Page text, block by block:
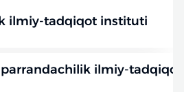
ilmiy-tadqiqot instituti
ilmiy-tadqiqot